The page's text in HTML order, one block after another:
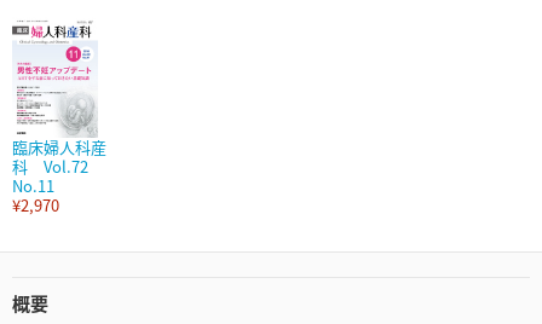
臨床婦人科産
科 Vol.72
No.11
¥2,970
概要